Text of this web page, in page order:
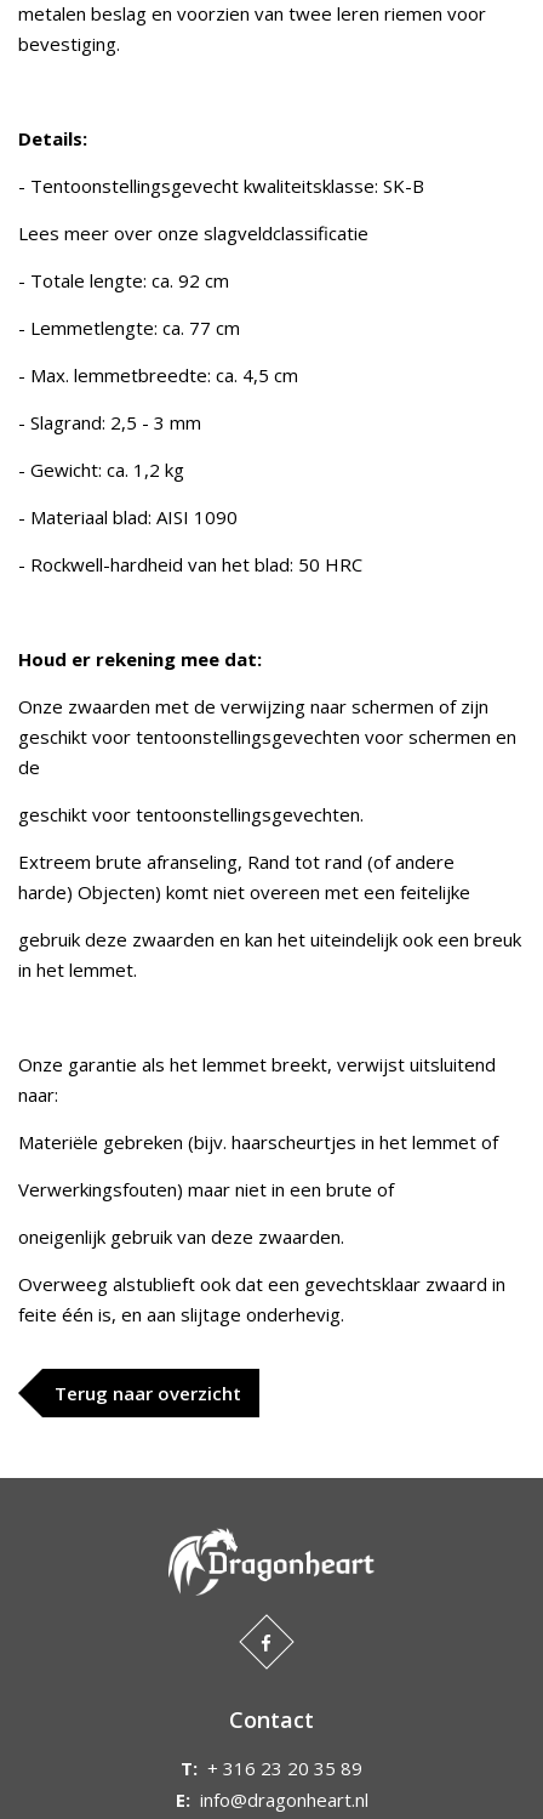
metalen beslag en voorzien van twee leren riemen voor
bevestiging.
Details:
- Tentoonstellingsgevecht kwaliteitsklasse: SK-B
Lees meer over onze slagveldclassificatie
- Totale lengte: ca. 92 cm
- Lemmetlengte: ca. 77 cm
- Max. lemmetbreedte: ca. 4,5 cm
- Slagrand: 2,5 - 3 mm
- Gewicht: ca. 1,2 kg
- Materiaal blad: AISI 1090
- Rockwell-hardheid van het blad: 50 HRC
Houd er rekening mee dat:
Onze zwaarden met de verwijzing naar schermen of zijn
geschikt voor tentoonstellingsgevechten voor schermen en
de
geschikt voor tentoonstellingsgevechten.
Extreem brute afranseling, Rand tot rand (of andere
harde) Objecten) komt niet overeen met een feitelijke
gebruik deze zwaarden en kan het uiteindelijk ook een breuk
in het lemmet.
Onze garantie als het lemmet breekt, verwijst uitsluitend
naar:
Materiële gebreken (bijv. haarscheurtjes in het lemmet of
Verwerkingsfouten) maar niet in een brute of
oneigenlijk gebruik van deze zwaarden.
Overweeg alstublieft ook dat een gevechtsklaar zwaard in
feite één is, en aan slijtage onderhevig.
Terug naar overzicht
Contact
T: + 316 23 20 35 89
E: info@dragonheart.nl